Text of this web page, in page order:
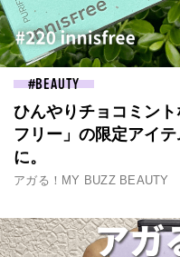
BEAUTY
ひんやりチョコミン
フリー」の限定アイ
に。
アガる！MY BUZZ BEAUTY